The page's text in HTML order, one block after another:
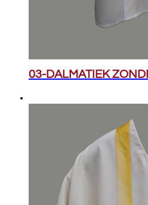
03-DALMATIEK